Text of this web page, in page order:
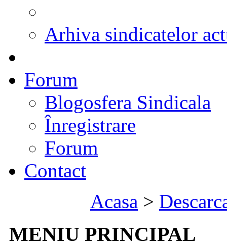
Arhiva sindicatelor
Forum
Blogosfera Sindicala
Înregistrare
Forum
Contact
Acasa >
MENIU PRINCIPAL